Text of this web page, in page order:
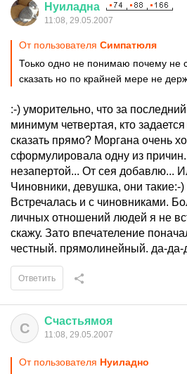
Нуиладна
11:08, 29.05.2007
От пользователя Симпатюля
Тоько одно не понимаю почему не
сказать но по крайней мере не
:-) уморительно, что за
минимум четвертая, кто
сказать прямо? Моргана очень
сформулировала одну из
незапертой... От сея добавлю...
Чиновники, девушка, они такие:-
Встречалась и с чиновниками.
личных отношений людей я не
скажу. Зато впечателение
честный. прямолинейный. да-да-
Ответить
С Счастьямоя
11:08, 29.05.2007
От пользователя Нуиладно